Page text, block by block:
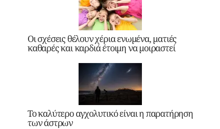
Οι σχέσεις θέλουν χέρια ενωμένα, ματιές
καθαρές και καρδιά έτοιμη να μοιραστεί
Το καλύτερο αγχολυτικό είναι η παρατήρηση
των άστρων